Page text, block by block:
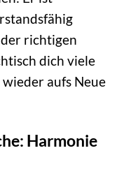
richtigen
dich viele
aufs Neue
Harmonie